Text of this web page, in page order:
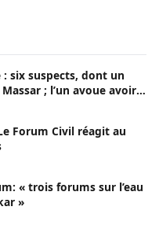
six suspects, dont un
; l’un avoue avoir
Forum Civil réagit au
« trois forums sur l’eau
»